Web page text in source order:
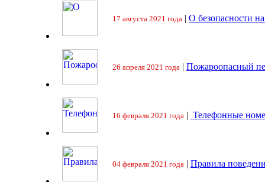
17 августа 2021 года | О безопасности
26 апреля 2021 года | Пожароопасный
16 февраля 2021 года | Телефонные
04 февраля 2021 года | Правила